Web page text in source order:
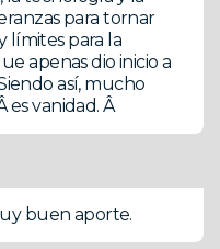
para tornar
límites para la
apenas dio inicio a
así, mucho
es vanidad. Â
buen aporte.